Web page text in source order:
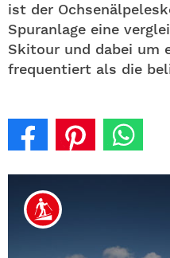
ist der
Spuranlage eine
Skitour und dabei um
frequentiert als die